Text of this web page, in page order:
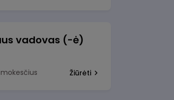
vadovas (-ė)
mokesčius Žiūrėti